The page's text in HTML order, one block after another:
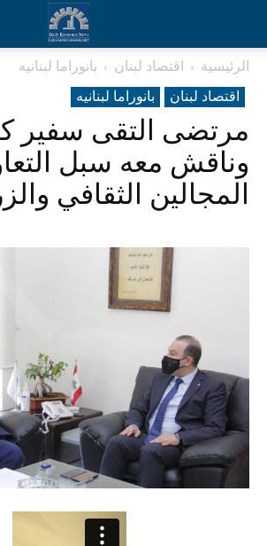
الرئيسية اقتصاد لبنان
بانوراما لبنانیه
اقتصاد لبنان
بانوراما لبنانیه
مرتضى التقى سفير
وناقش معه سبل
المجالين الثقافي